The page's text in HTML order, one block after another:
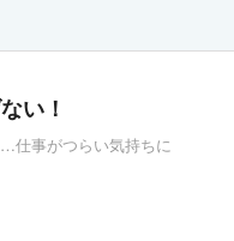
い！
仕事がつらい気持ちに